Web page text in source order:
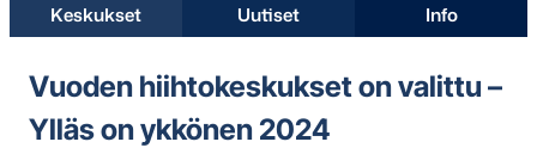
Keskukset Uutiset Info
Vuoden hiihtokeskukset on valittu –
Ylläs on ykkönen 2024